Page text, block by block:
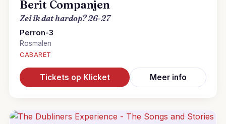
Berit Companjen
Zei ik dat hardop? 26-27
Perron-3
Rosmalen
CABARET
Tickets op Klicket Meer info